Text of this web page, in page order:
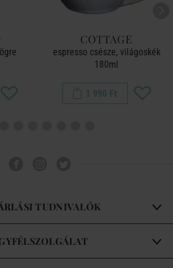
COTTAGE
espresso csésze, világoskék
180ml
1 990 Ft
TUDNIVALÓK